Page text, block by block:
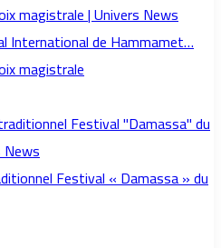
International de Hammamet…
magistrale
Festival « Damassa » du